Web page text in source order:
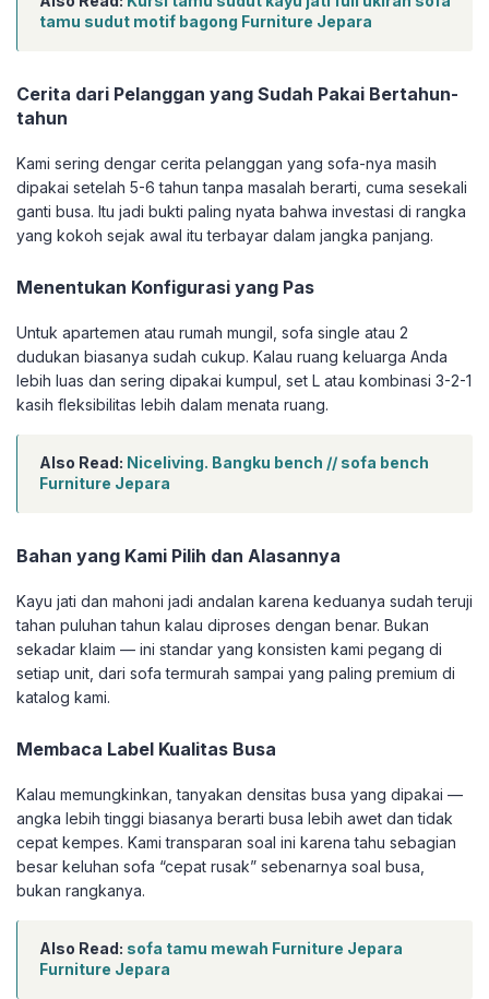
tamu sudut motif bagong Furniture Jepara
Cerita dari Pelanggan yang Sudah Pakai Bertahun-
tahun
Kami sering dengar cerita pelanggan yang sofa-nya masih
dipakai setelah 5-6 tahun tanpa masalah berarti, cuma sesekali
ganti busa. Itu jadi bukti paling nyata bahwa investasi di rangka
yang kokoh sejak awal itu terbayar dalam jangka panjang.
Menentukan Konfigurasi yang Pas
Untuk apartemen atau rumah mungil, sofa single atau 2
dudukan biasanya sudah cukup. Kalau ruang keluarga Anda
lebih luas dan sering dipakai kumpul, set L atau kombinasi 3-2-1
kasih fleksibilitas lebih dalam menata ruang.
Also Read: Niceliving. Bangku bench // sofa bench
Furniture Jepara
Bahan yang Kami Pilih dan Alasannya
Kayu jati dan mahoni jadi andalan karena keduanya sudah teruji
tahan puluhan tahun kalau diproses dengan benar. Bukan
sekadar klaim — ini standar yang konsisten kami pegang di
setiap unit, dari sofa termurah sampai yang paling premium di
katalog kami.
Membaca Label Kualitas Busa
Kalau memungkinkan, tanyakan densitas busa yang dipakai —
angka lebih tinggi biasanya berarti busa lebih awet dan tidak
cepat kempes. Kami transparan soal ini karena tahu sebagian
besar keluhan sofa “cepat rusak” sebenarnya soal busa,
bukan rangkanya.
Also Read: sofa tamu mewah Furniture Jepara
Furniture Jepara